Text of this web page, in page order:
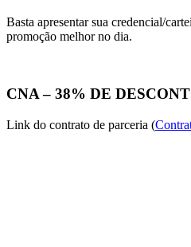
Basta apresentar sua credencial/
promoção melhor no dia.
CNA – 38% DE
Link do contrato de parceria (